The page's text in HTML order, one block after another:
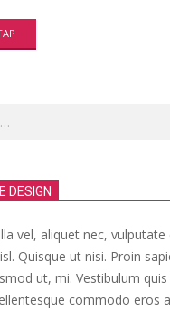
DESIGN
vel, aliquet nec, vulputate
Quisque ut nisi. Proin
ut, mi. Vestibulum quis
commodo eros